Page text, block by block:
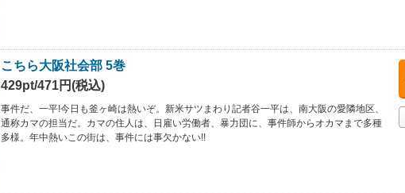
こちら大阪社会部 5巻
429pt/471円(税込)
事件だ、一平!今日も釜ヶ崎は熱いぞ。新米サツまわり記者谷一平は、南大阪の愛隣地区、
通称カマの担当だ。カマの住人は、日雇い労働者、暴力団に、事件師からオカマまで多種
多様。年中熱いこの街は、事件には事欠かない!!